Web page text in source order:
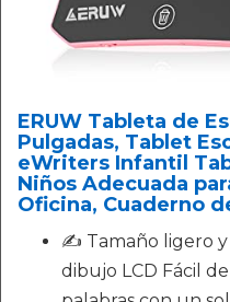
ERUW Tableta de
Pulgadas, Tablet
eWriters Infantil
Niños Adecuada
Oficina, Cuaderno
✍ Tamaño ligero
dibujo LCD Fácil